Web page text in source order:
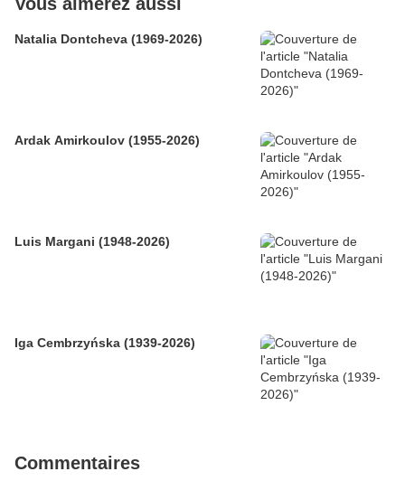
Natalia Dontcheva (1969-2026)
Ardak Amirkoulov (1955-2026)
Luis Margani (1948-2026)
Iga Cembrzyńska (1939-2026)
Commentaires